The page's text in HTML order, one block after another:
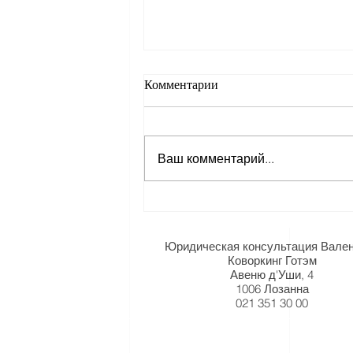
нетрудоспособности,
ограниченной рабочим
отношений позволяет сторонам
расторгать контракт, соблюдая
Комментарии
Ваш комментарий...
Юридическая консультация
Коворкинг Готэм
Авеню д'Уши, 4
1006 Лозанна
021 351 30 00